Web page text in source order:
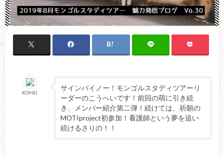
KOHEI
サインバイノー！モンゴルスタディツアーリ
ーダーのこうへいです！前回の萌に引き続
き、メンバー紹介第二弾！続けては、祈願の
MOTIproject初参加！看護師という夢を追い
続けるさりの！！